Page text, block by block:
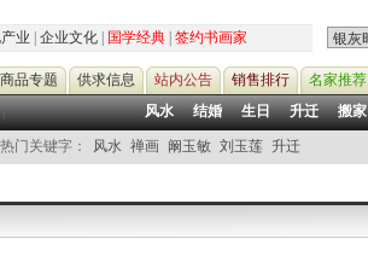
业 企业文化| 国学经典| 签约书画家
商品专题 供求信息 站内公告 销售排行 名家推荐
风水 结婚 生日 升迁 搬家
热门关键字： 风水 禅画 阚玉敏 刘玉莲 升迁